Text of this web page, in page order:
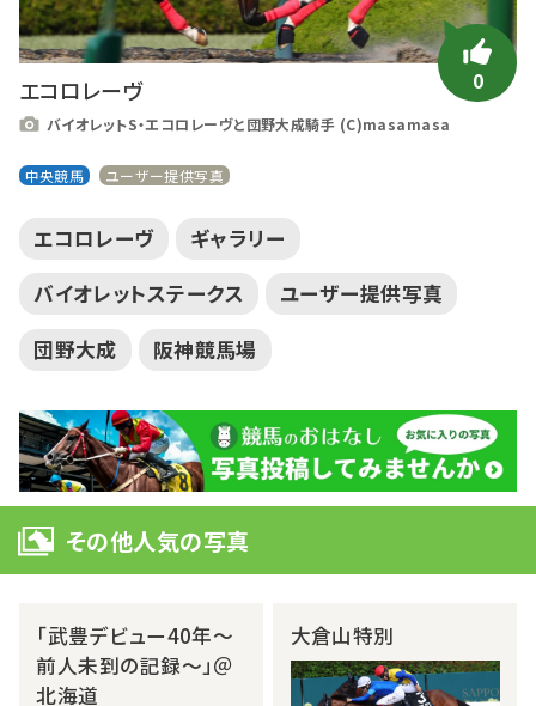
0
エコロレーヴ
バイオレットS・エコロレーヴと団野大成騎手 (C)masamasa
中央競馬 ユーザー提供写真
エコロレーヴ
ギャラリー
バイオレットステークス
ユーザー提供写真
団野大成
阪神競馬場
その他人気の写真
「武豊デビュー40年～
前人未到の記録～」＠
北海道
大倉山特別